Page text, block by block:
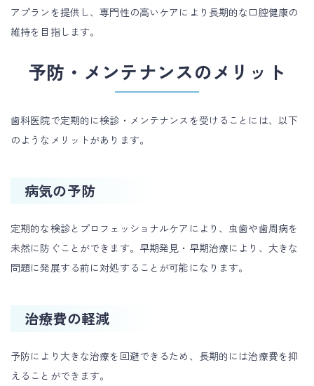
アプランを提供し、専門性の高いケアにより長期的な口腔健康の
維持を目指します。
予防・メンテナンスのメリット
歯科医院で定期的に検診・メンテナンスを受けることには、以下
のようなメリットがあります。
病気の予防
定期的な検診とプロフェッショナルケアにより、虫歯や歯周病を
未然に防ぐことができます。早期発見・早期治療により、大きな
問題に発展する前に対処することが可能になります。
治療費の軽減
予防により大きな治療を回避できるため、長期的には治療費を抑
えることができます。